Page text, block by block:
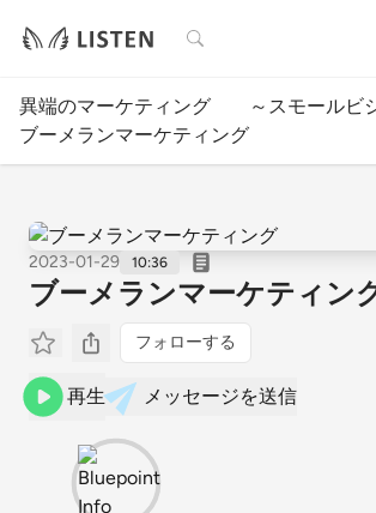
検索
異端のマーケティング ～スモールビ
ブーメランマーケティング
2023-01-29 10:36
ブーメランマーケティン
フォローする
再生 メッセージを送信